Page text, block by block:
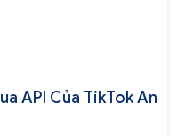
API Của TikTok An